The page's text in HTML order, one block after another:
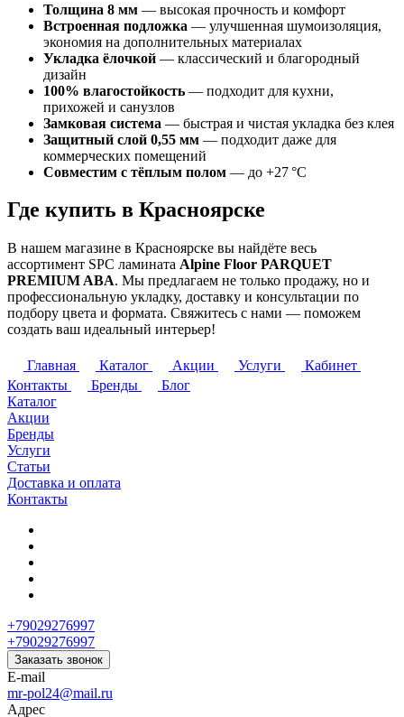
Толщина 8 мм — высокая прочность и комфорт
Встроенная подложка — улучшенная шумоизоляция,
экономия на дополнительных материалах
Укладка ёлочкой — классический и благородный
дизайн
100% влагостойкость — подходит для кухни,
прихожей и санузлов
Замковая система — быстрая и чистая укладка без клея
Защитный слой 0,55 мм — подходит даже для
коммерческих помещений
Совместим с тёплым полом — до +27 °C
Где купить в Красноярске
В нашем магазине в Красноярске вы найдёте весь
ассортимент SPC ламината Alpine Floor PARQUET
PREMIUM ABA. Мы предлагаем не только продажу, но и
профессиональную укладку, доставку и консультации по
подбору цвета и формата. Свяжитесь с нами — поможем
создать ваш идеальный интерьер!
Главная Каталог Акции Услуги
Кабинет
Контакты
Бренды
Блог
Каталог
Акции
Бренды
Услуги
Статьи
Доставка и оплата
Контакты
+79029276997
+79029276997
Заказать звонок
E-mail
mr-pol24@mail.ru
Адрес